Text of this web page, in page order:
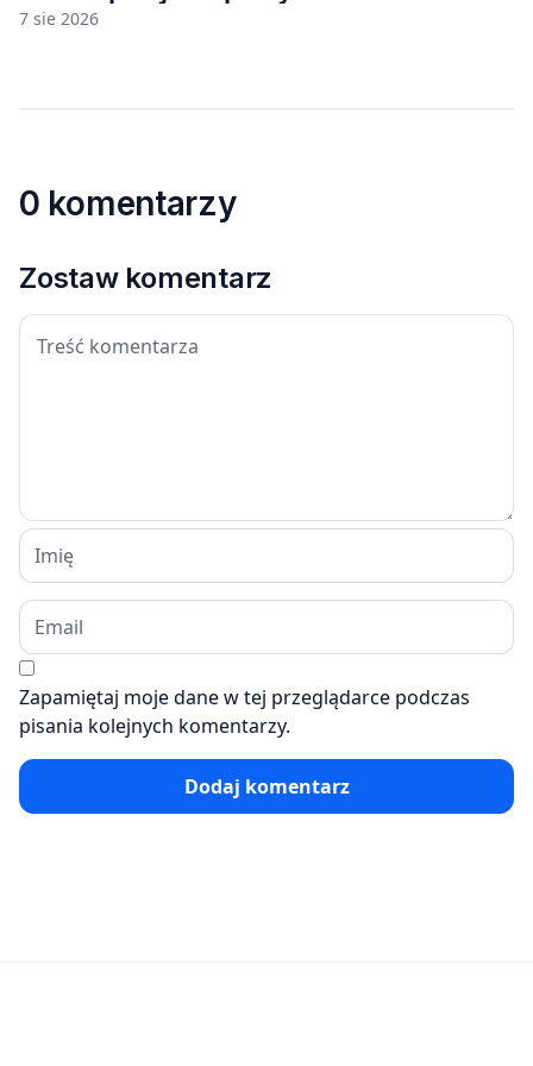
7 sie 2026
0 komentarzy
Zostaw komentarz
Zapamiętaj moje dane w tej przeglądarce podczas
pisania kolejnych komentarzy.
Dodaj komentarz